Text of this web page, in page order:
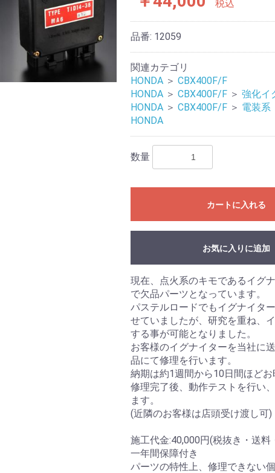
税込
品番: 12059
関連カテゴリ
HONDA ＞ CBX400F/F
HONDA ＞ CBX400F/F ＞ 強化イ
HONDA ＞ CBX400F/F ＞ 電装系
HONDA
数量
カートに入れる
お気に入りに追加
現在、点火系のキモであるイグ
で欠品パーツとなっています。
パステルロードでもイグナイタ
せていましたが、研究を重ね、
する事が可能となりました。
お客様のイグナイターを当社に
品にて修理を行います。
納期は約1週間から10日間ほどお
修理完了後、動作テストを行い
ます。
(近隣のお客様は店頭受け渡し可)
施工代金:40,000円(税抜き・送料
一年間保障付き
パーツの特性上、修理できない